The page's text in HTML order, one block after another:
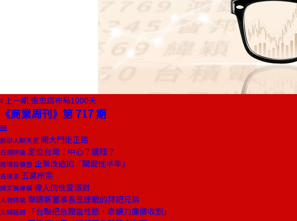
上一期 張忠謀布局1000天
《商業周刊》第 717 期
創辦人聊天室 開大門走正路
石頭評論 定位台灣：中心？邊陲？
商場自慢塾 企業改造的「關鍵性半年」
去梯言 五黨所宗
陳文茜專欄 偉人的性愛派對
人物特寫 華銀新董事長是連戰的拜把兄弟
火線話題 「台聯把台獨當性慾，拿鐮刀廉價收割」